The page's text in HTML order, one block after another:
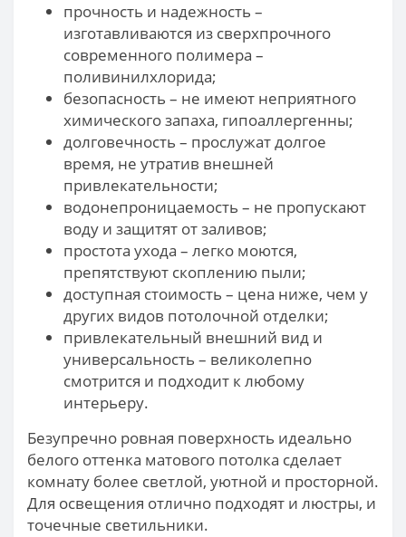
прочность и надежность –
изготавливаются из сверхпрочного
современного полимера –
поливинилхлорида;
безопасность – не имеют неприятного
химического запаха, гипоаллергенны;
долговечность – прослужат долгое
время, не утратив внешней
привлекательности;
водонепроницаемость – не пропускают
воду и защитят от заливов;
простота ухода – легко моются,
препятствуют скоплению пыли;
доступная стоимость – цена ниже, чем у
других видов потолочной отделки;
привлекательный внешний вид и
универсальность – великолепно
смотрится и подходит к любому
интерьеру.
Безупречно ровная поверхность идеально
белого оттенка матового потолка сделает
комнату более светлой, уютной и просторной.
Для освещения отлично подходят и люстры, и
точечные светильники.